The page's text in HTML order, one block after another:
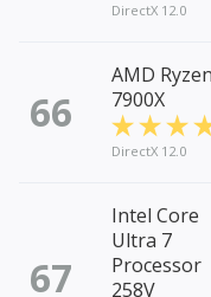
DirectX 12.0
66
AMD
7900X
DirectX 12.0
67
Intel Core
Ultra 7
Processor
258V